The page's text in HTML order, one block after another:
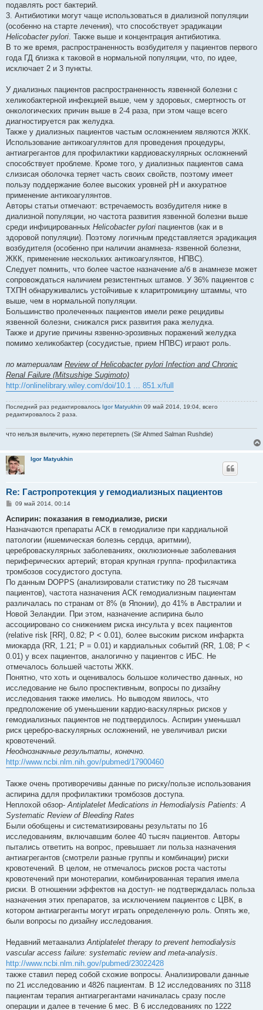
подавлять рост бактерий.
3. Антибиотики могут чаще использоваться в диализной популяции
(особенно на старте лечения), что способствует эрадикации
Helicobacter pylori. Также выше и концентрация антибиотика.
В то же время, распространенность возбудителя у пациентов первого
года ГД близка к таковой в нормальной популяции, что, по идее,
исключает 2 и 3 пункты.
У диализных пациентов распространенность язвенной болезни с
хеликобактерной инфекцией выше, чем у здоровых, смертность от
онкологических причин выше в 2-4 раза, при этом чаще всего
диагностируется рак желудка.
Также у диализных пациентов частым осложнением являются ЖКК.
Использование антикоагулянтов для проведения процедуры,
антиагрегантов для профилактики кардиоваскулярных осложнений
способствует проблеме. Кроме того, у диализных пациентов сама
слизисая оболочка теряет часть своих свойств, поэтому имеет
пользу поддержание более высоких уровней рН и аккуратное
применение антикоагулянтов.
Авторы статьи отмечают: встречаемость возбудителя ниже в
диализной популяции, но частота развития язвенной болезни выше
среди инфицированных Helicobacter pylori пациентов (как и в
здоровой популяции). Поэтому логичным представляется эрадикация
возбудителя (особенно при наличии анамнеза- язвенной болезни,
ЖКК, применение нескольких антикоагулянтов, НПВС).
Следует помнить, что более частое назначение а/б в анамнезе может
сопровождаться наличием резистентных штамов. У 36% пациентов с
ТХПН обнаруживались устойчивые к кларитромицину штаммы, что
выше, чем в нормальной популяции.
Большинство пролеченных пациентов имели реже рецидивы
язвенной болезни, снижался риск развития рака желудка.
Также и другие причины язвенно-эрозивных поражений желудка
помимо хеликобактер (сосудистые, прием НПВС) играют роль.
по материалам Review of Helicobacter pylori Infection and Chronic
Renal Failure (Mitsushige Sugimoto)
http://onlinelibrary.wiley.com/doi/10.1 ... 851.x/full
Последний раз редактировалось Igor Matyukhin 09 май 2014, 19:04, всего
редактировалось 2 раза.
что нельзя вылечить, нужно перетерпеть (Sir Ahmed Salman Rushdie)
Igor Matyukhin
Re: Гастропротекция у гемодиализных пациентов
С
о
щ
е
и
е
09 май 2014, 00:14
Аспирин: показания в гемодиализе, риски
Назначаются препараты АСК в гемодиализе при кардиальной
патологии (ишемическая болезнь сердца, аритмии),
цереброваскулярных заболеваниях, окклюзионные заболевания
периферических артерий; вторая крупная группа- профилактика
тромбозов сосудистого доступа.
По данным DOPPS (анализировали статистику по 28 тысячам
пациентов), частота назначения АСК гемодиализным пациентам
различалась по странам от 8% (в Японии), до 41% в Австралии и
Новой Зеландии. При этом, назначение аспирина было
ассоциировано со снижением риска инсульта у всех пациентов
(relative risk [RR], 0.82; P < 0.01), более высоким риском инфаркта
миокарда (RR, 1.21; P = 0.01) и кардиальных событий (RR, 1.08; P <
0.01) у всех пациентов, аналогично у пациентов с ИБС. Не
отмечалось большей частоты ЖКК.
Понятно, что хоть и оценивалось большое количество данных, но
исследование не было проспективным, вопросы по дизайну
исследования также имелись. Но выводом явилось, что
предположение об уменьшении кардио-васкулярных рисков у
гемодиализных пациентов не подтвердилось. Аспирин уменьшал
риск церебро-васкулярных осложнений, не увеличивал риски
кровотечений.
Неоднозначные результаты, конечно.
http://www.ncbi.nlm.nih.gov/pubmed/17900460
Также очень противоречивы данные по риску/пользе использования
аспирина ддля профилактики тромбозов доступа.
Неплохой обзор- Antiplatelet Medications in Hemodialysis Patients: A
Systematic Review of Bleeding Rates
Были обобщены и систематизированы результаты по 16
исследованиям, включавшим более 40 тысяч пациентов. Авторы
пытались ответить на вопрос, превышает ли польза назначения
антиагрегантов (смотрели разные группы и комбинации) риски
кровотечений. В целом, не отмечалось рисков роста частоты
кровотечений при монотерапии, комбинированная терапия имела
риски. В отношении эффектов на доступ- не подтверждалась польза
назначения этих препаратов, за исключением пациентов с ЦВК, в
котором антиагреганты могут играть определенную роль. Опять же,
были вопросы по дизайну исследования.
Недавний метаанализ Antiplatelet therapy to prevent hemodialysis
vascular access failure: systematic review and meta-analysis
http://www.ncbi.nlm.nih.gov/pubmed/23022428
также ставил перед собой схожие вопросы. Анализировали данные
по 21 исследованию и 4826 пациентам. В 12 исследованиях по 3118
пациентам терапия антиагрегантами начиналась сразу после
операции и далее в течение 6 мес. В 6 исследованиях по 1222